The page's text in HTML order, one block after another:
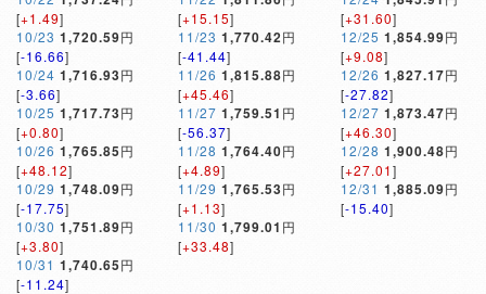
[+1.49]
10/23 1,720.59円
[-16.66]
10/24 1,716.93円
[-3.66]
10/25 1,717.73円
[+0.80]
10/26 1,765.85円
[+48.12]
10/29 1,748.09円
[-17.75]
10/30 1,751.89円
[+3.80]
10/31 1,740.65円
[-11.24]
[+15.15]
11/23 1,770.42円
[-41.44]
11/26 1,815.88円
[+45.46]
11/27 1,759.51 円
[-56.37]
11/28 1,764.40円
[+4.89]
11/29 1,765.53円
[+1.13]
11/30 1,799.01 円
[+33.48]
[+31.60]
12/25 1,854.99円
[+9.08]
12/26 1,827.17円
[-27.82]
12/27 1,873.47円
[+46.30]
12/28 1,900.48円
[+27.01]
12/31 1,885.09円
[-15.40]